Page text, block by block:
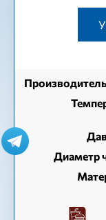
Диаметр